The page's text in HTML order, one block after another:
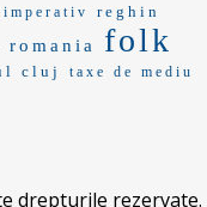
imperativ reghin
folk
cluj taxe de mediu
drepturile rezervate.